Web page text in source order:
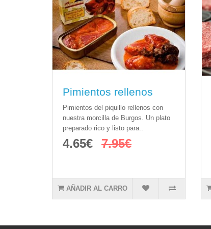
Pimientos rellenos
Pimientos del piquillo rellenos con
nuestra morcilla de Burgos. Un plato
preparado rico y listo para..
4.65€ 7.95€
AÑADIR AL CARRO